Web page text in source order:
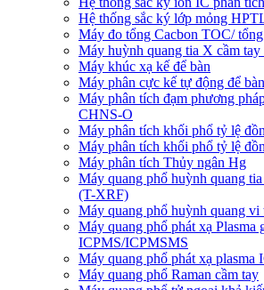
Hệ thống sắc ký lớp mỏng
Máy đo tổng Cacbon TOC/
Máy huỳnh quang tia X cầm
Máy khúc xạ kế để bàn
Máy phân cực kế tự động để bàn
Máy phân tích đạm phương
CHNS-O
Máy phân tích khối phổ tỷ lệ
Máy phân tích khối phổ tỷ lệ
Máy phân tích Thủy ngân Hg
Máy quang phổ huỳnh quang
(T-XRF)
Máy quang phổ huỳnh quang
Máy quang phổ phát xạ Plasma
ICPMS/ICPMSMS
Máy quang phổ phát xạ plasma
Máy quang phổ Raman cầm tay